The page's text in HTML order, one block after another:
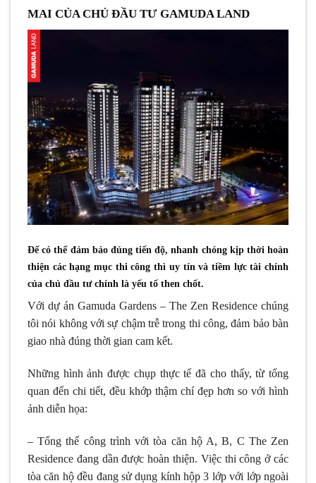
MAI CỦA CHỦ ĐẦU TƯ GAMUDA LAND
Để có thể đảm bảo đúng tiến độ, nhanh chóng kịp thời hoàn
thiện các hạng mục thi công thì uy tín và tiềm lực tài chính
của chủ đầu tư chính là yếu tố then chốt.
Với dự án Gamuda Gardens – The Zen Residence chúng
tôi nói không với sự chậm trễ trong thi công, đảm bảo bàn
giao nhà đúng thời gian cam kết.
Những hình ảnh được chụp thực tế đã cho thấy, từ tổng
quan đến chi tiết, đều khớp thậm chí đẹp hơn so với hình
ảnh diễn họa:
– Tổng thể công trình với tòa căn hộ A, B, C The Zen
Residence đang dần được hoàn thiện. Việc thi công ở các
tòa căn hộ đều đang sử dụng kính hộp 3 lớp với lớp ngoài